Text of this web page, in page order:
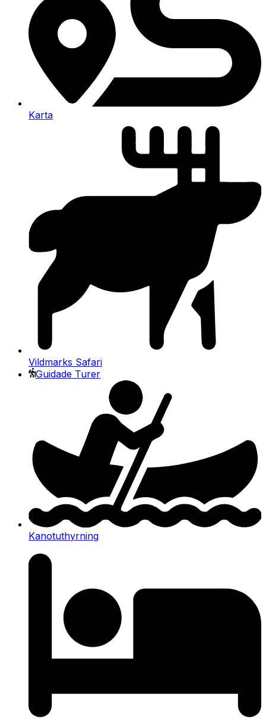
Karta
Vildmarks Safari
Guidade Turer
Kanotuthyrning